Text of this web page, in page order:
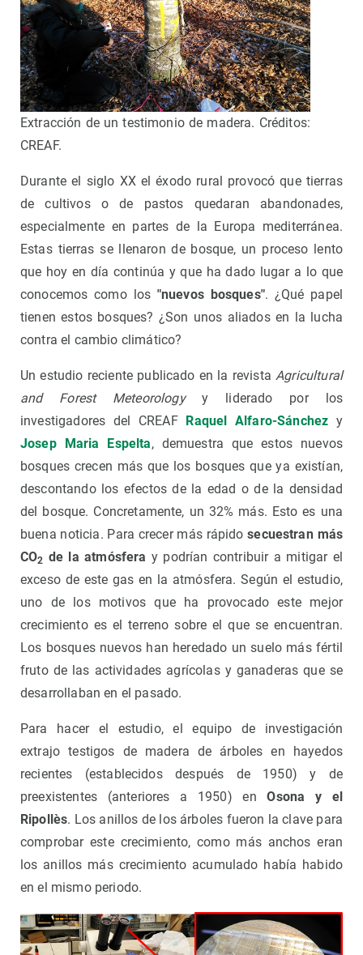
Extracción de un testimonio de madera. Créditos:
CREAF.
Durante el siglo XX el éxodo rural provocó que tierras
de cultivos o de pastos quedaran abandonades,
especialmente en partes de la Europa mediterránea.
Estas tierras se llenaron de bosque, un proceso lento
que hoy en día continúa y que ha dado lugar a lo que
conocemos como los "nuevos bosques". ¿Qué papel
tienen estos bosques? ¿Son unos aliados en la lucha
contra el cambio climático?
Un estudio reciente publicado en la revista Agricultural
and Forest Meteorologyy liderado por los
investigadores del CREAF Raquel Alfaro-Sánchez y
Josep Maria Espelta, demuestra que estos nuevos
bosques crecen más que los bosques que ya existían,
descontando los efectos de la edad o de la densidad
del bosque. Concretamente, un 32% más. Esto es una
buena noticia. Para crecer más rápidosecuestran más
CO2 de la atmósfera y podrían contribuir a mitigar el
exceso de este gas en la atmósfera. Según el estudio,
uno de los motivos que ha provocado este mejor
crecimiento es el terreno sobre el que se encuentran.
Los bosques nuevos han heredado un suelo más fértil
fruto de las actividades agrícolas y ganaderas que se
desarrollaban en el pasado.
Para hacer el estudio, el equipo de investigación
extrajo testigos de madera de árboles en hayedos
recientes (establecidos después de 1950) y de
preexistentes (anteriores a 1950) enOsona y el
Ripollès. Los anillos de los árboles fueron la clave para
comprobar este crecimiento, como más anchos eran
los anillos más crecimiento acumulado había habido
en el mismo periodo.